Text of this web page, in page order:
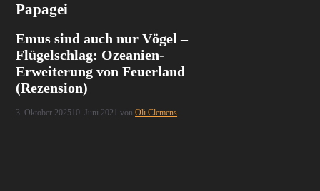
Papagei
Emus sind auch nur Vögel –
Flügelschlag: Ozeanien-
Erweiterung von Feuerland
(Rezension)
3. Oktober 202510. Juni 2021 vonOli Clemens